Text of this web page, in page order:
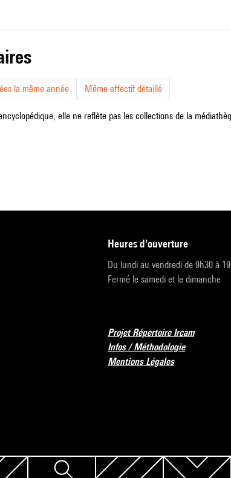
la même année Même effectif détaillé
elle ne reflète pas les collections de la
heures d'ouverture
Du lundi au vendredi de 9h30 à
Fermé le samedi et le dimanche
Projet Répertoire Ircam
Infos / Méthodologie
Mentions Légales